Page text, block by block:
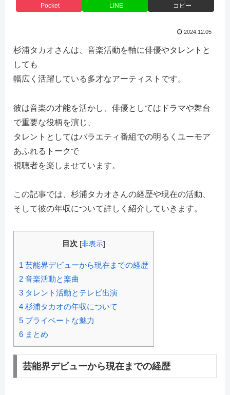
Pocket LINE コピー
2024.12.05
杉浦タカオさんは、音楽活動を軸に俳優やタレントと
しても
幅広く活躍している多才なアーティストです。
彼は音楽の才能を活かし、俳優としてはドラマや舞台
で重要な役柄を演じ、
タレントとしてはバラエティ番組での明るくユーモア
あふれるトークで
視聴者を楽しませています。
この記事では、杉浦タカオさんの経歴や現在の活動、
そして彼の年収について詳しく紹介していきます。
目次 [非表示]
1 芸能界デビューから現在までの経歴
2 音楽活動と楽曲
3 タレント活動とテレビ出演
4 杉浦タカオの年収について
5 プライベートな魅力
6 まとめ
芸能界デビューから現在までの経歴